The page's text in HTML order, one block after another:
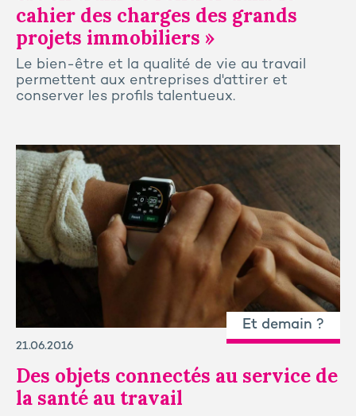
cahier des charges des grands
projets immobiliers »
Le bien-être et la qualité de vie au travail
permettent aux entreprises d'attirer et
conserver les profils talentueux.
Et demain ?
21.06.2016
Des objets connectés au service de
la santé au travail